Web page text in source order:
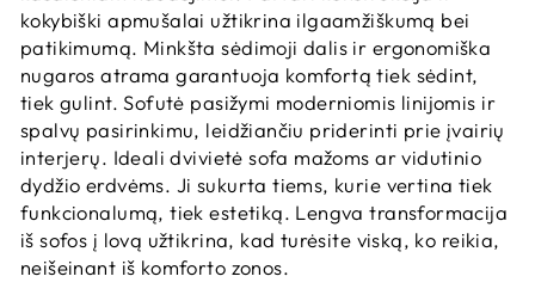
kokybiški apmušalai užtikrina ilgaamžiškumą bei
patikimumą. Minkšta sėdimoji dalis ir ergonomiška
nugaros atrama garantuoja komfortą tiek sėdint,
tiek gulint. Sofutė pasižymi moderniomis linijomis ir
spalvų pasirinkimu, leidžiančiu priderinti prie įvairių
interjerų. Ideali dvivietė sofa mažoms ar vidutinio
dydžio erdvėms. Ji sukurta tiems, kurie vertina tiek
funkcionalumą, tiek estetiką. Lengva transformacija
iš sofos į lovą užtikrina, kad turėsite viską, ko reikia,
neišeinant iš komforto zonos.